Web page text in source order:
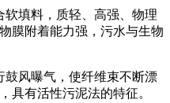
填料，质轻、高强、物理
膜附着能力强，污水与生物
鼓风曝气，使纤维束不断漂
具有活性污泥法的特征。